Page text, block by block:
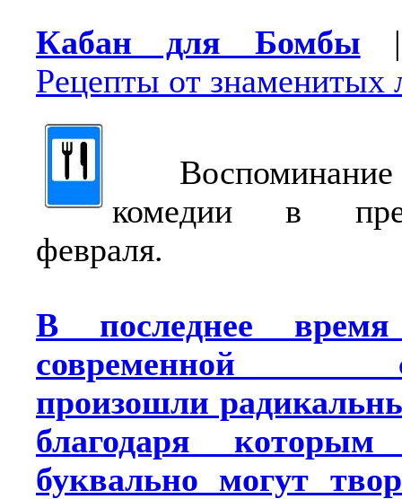
Кабан для Бомбы
Рецепты от знаменитых
Воспоминание
комедии в
февраля.
В последнее
современной
произошли
благодаря которым
буквально могут